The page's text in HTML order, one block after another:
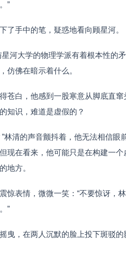
”
了手中的笔，疑惑地看向顾星河。
星河大学的物理学派有着根本性的
仿佛在暗示着什么。
苍白，他感到一股寒意从脚底直
知识，难道是虚假的？
林清的声音颤抖着，他无法相信眼
现在看来，他可能只是在构建一
地方。
惊表情，微微一笑：“不要惊讶，
”
曳，在两人沉默的脸上投下斑驳的